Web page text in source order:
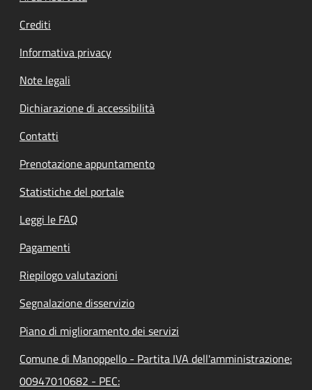
Crediti
Informativa privacy
Note legali
Dichiarazione di accessibilità
Contatti
Prenotazione appuntamento
Statistiche del portale
Leggi le FAQ
Pagamenti
Riepilogo valutazioni
Segnalazione disservizio
Piano di miglioramento dei servizi
Comune di Manoppello - Partita IVA dell'amministrazione:
00947010682 - PEC: